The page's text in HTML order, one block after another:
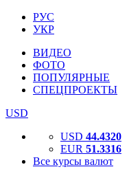
РУС
УКР
ВИДЕО
ФОТО
ПОПУЛЯРНЫЕ
СПЕЦПРОЕКТЫ
USD
USD 44.4320
EUR 51.3316
Все курсы валют